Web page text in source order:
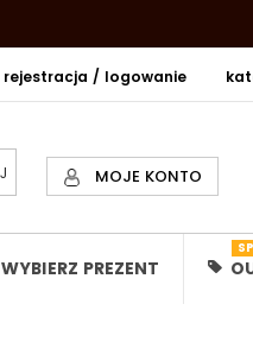
rejestracja / logowanie
MOJE KONTO
WYBIERZ PREZENT